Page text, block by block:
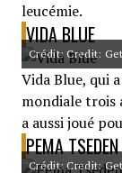
leucémie.
VIDA BLUE
Crédit: Credit:
Vida Blue, qui
mondiale trois
a aussi joué
PEMA TSEDEN
Crédit: Credit: